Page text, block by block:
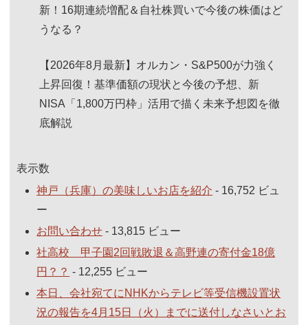
新！16期連続増配＆自社株買いで今後の株価はど
うなる？
【2026年8月最新】オルカン・S&P500が力強く
上昇回復！基準価額の現状と今後の予想、新
NISA「1,800万円枠」活用で描く未来予想図を徹
底解説
表示数
神戸（兵庫）の美味しいお店を紹介 - 16,752 ビュ
ー
お問い合わせ - 13,815 ビュー
社高校 甲子園2回戦敗退＆高野連の寄付金18億
円？？ - 12,255 ビュー
本日、会社宛てにNHKからテレビ等受信機設置状
況の報告を4月15日（火）までに送付しなさいとお